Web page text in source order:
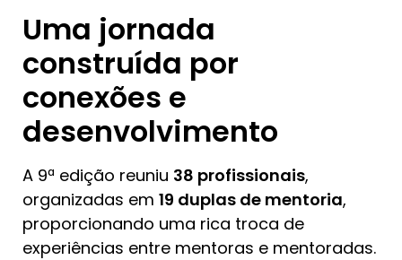
Uma jornada
construída por
conexões e
desenvolvimento
A 9ª edição reuniu 38 profissionais,
organizadas em 19 duplas de mentoria,
proporcionando uma rica troca de
experiências entre mentoras e mentoradas.